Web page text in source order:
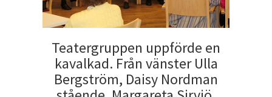
Teatergruppen uppförde en
kavalkad. Från vänster Ulla
Bergström, Daisy Nordman